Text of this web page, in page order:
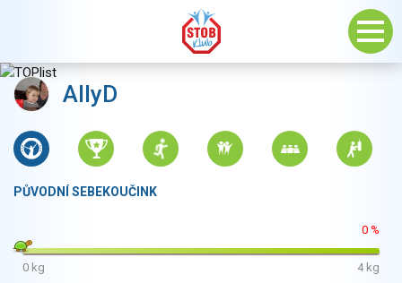
AllyD
PŮVODNÍ SEBEKOUČINK
0 %
0 kg
4 kg